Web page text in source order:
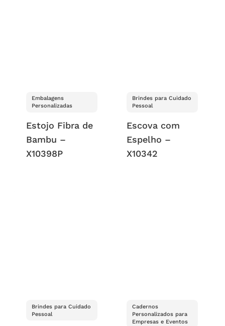
Embalagens
Personalizadas
Estojo Fibra de
Bambu –
X10398P
Brindes para Cuidado
Pessoal
Escova com
Espelho –
X10342
Brindes para Cuidado
Pessoal
Cadernos
Personalizados para
Empresas e Eventos